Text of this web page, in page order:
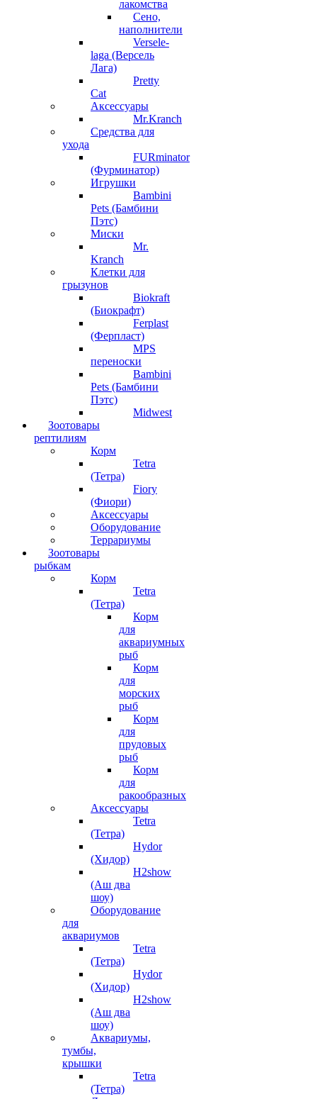
лакомства
Сено,
наполнители
Versele-
laga (Версель
Лага)
Pretty
Cat
Аксессуары
Mr.Kranch
Средства для
ухода
FURminator
(Фурминатор)
Игрушки
Bambini
Pets (Бамбини
Пэтс)
Миски
Mr.
Kranch
Клетки для
грызунов
Biokraft
(Биокрафт)
Ferplast
(Ферпласт)
MPS
переноски
Bambini
Pets (Бамбини
Пэтс)
Midwest
Зоотовары
рептилиям
Корм
Tetra
(Тетра)
Fiory
(Фиори)
Аксессуары
Оборудование
Террариумы
Зоотовары
рыбкам
Корм
Tetra
(Тетра)
Корм
для
аквариумных
рыб
Корм
для
морских
рыб
Корм
для
прудовых
рыб
Корм
для
ракообразных
Аксессуары
Tetra
(Тетра)
Hydor
(Хидор)
H2show
(Аш два
шоу)
Оборудование
для
аквариумов
Tetra
(Тетра)
Hydor
(Хидор)
H2show
(Аш два
шоу)
Аквариумы,
тумбы,
крышки
Tetra
(Тетра)